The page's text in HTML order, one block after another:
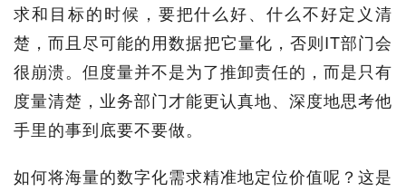
求和目标的时候，要把什么好、什么不好定义清
楚，而且尽可能的用数据把它量化，否则IT部门会
很崩溃。但度量并不是为了推卸责任的，而是只有
度量清楚，业务部门才能更认真地、深度地思考他
手里的事到底要不要做。
如何将海量的数字化需求精准地定位价值呢？这是